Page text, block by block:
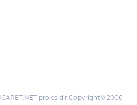
projesidir Copyright© 2006-